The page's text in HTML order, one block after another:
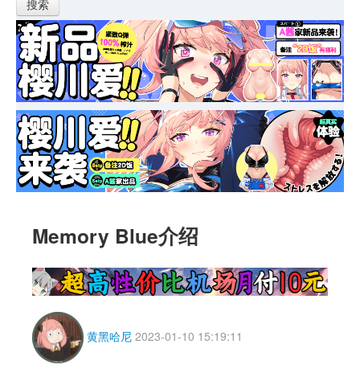
目录
本月新作
站内动态
小组
KF Online
Memory Blue介绍
黄黑哈尼 2023-01-10 15:19:11